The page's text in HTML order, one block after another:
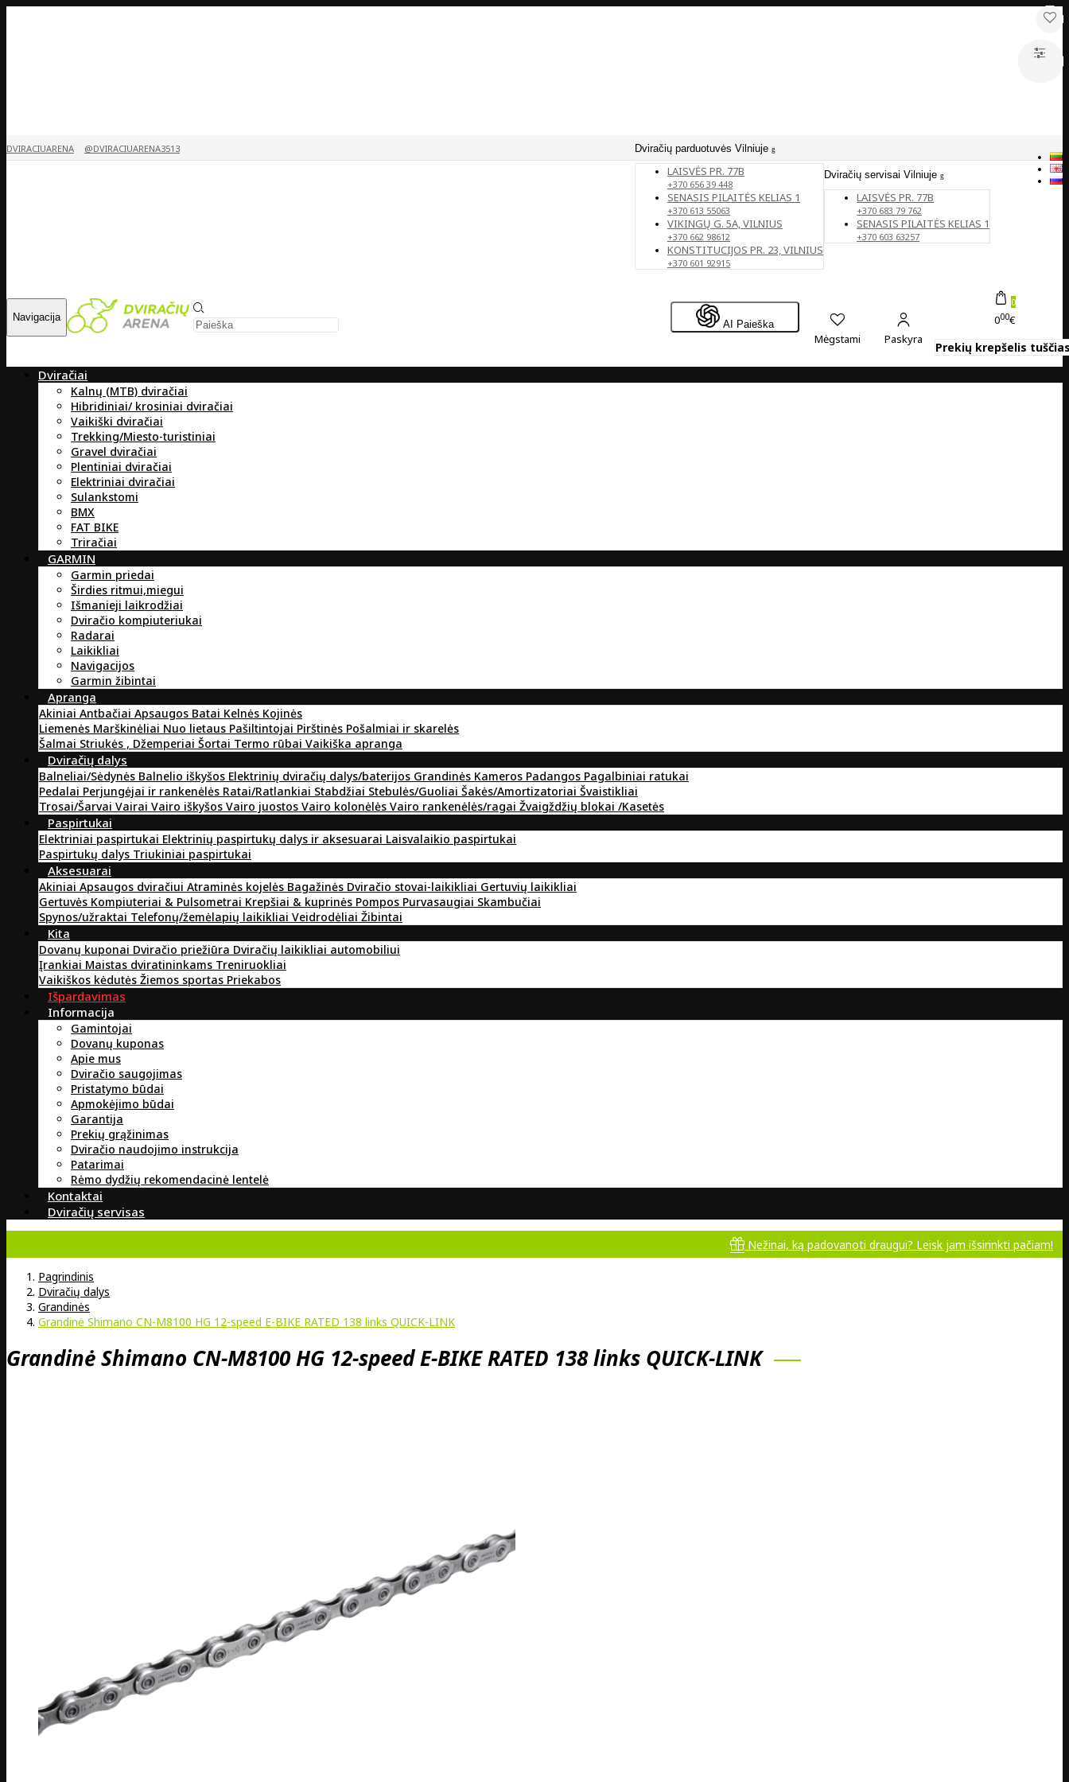
Dviračių parduotuvės Vilniuje
LAISVĖS PR. 77B
+370 656 39 448
SENASIS PILAITĖS KELIAS 1
+370 613 55063
VIKINGŲ G. 5A, VILNIUS
+370 662 98612
KONSTITUCIJOS PR. 23, VILNIUS
+370 601 92915
Dviračių servisai Vilniuje
LAISVĖS PR. 77B
+370 683 79 762
SENASIS PILAITĖS KELIAS 1
+370 603 63257
DVIRACIUARENA @DVIRACIUARENA3513
Navigacija
AI Paieška
Mėgstami Paskyra
0
000€
Prekių krepšelis
Dviračiai
Kalnų (MTB) dviračiai
Hibridiniai/ krosiniai dviračiai
Vaikiški dviračiai
Trekking/Miesto-turistiniai
Gravel dviračiai
Plentiniai dviračiai
Elektriniai dviračiai
Sulankstomi
BMX
FAT BIKE
Triračiai
GARMIN
Garmin priedai
Širdies ritmui,miegui
Išmanieji laikrodžiai
Dviračio kompiuteriukai
Radarai
Laikikliai
Navigacijos
Garmin žibintai
Apranga
Akiniai Antbačiai Apsaugos Batai Kelnės Kojinės
Liemenės Marškinėliai Nuo lietaus Pašiltintojai Pirštinės Pošalmiai ir skarelės
Šalmai Striukės , Džemperiai Šortai Termo rūbai Vaikiška apranga
Dviračių dalys
Balneliai/Sėdynės Balnelio iškyšos Elektrinių dviračių dalys/baterijos Grandinės Kameros Padangos Pagalbiniai ratukai
Pedalai Perjungėjai ir rankenėlės Ratai/Ratlankiai Stabdžiai Stebulės/Guoliai Šakės/Amortizatoriai Švaistikliai
Trosai/Šarvai Vairai Vairo iškyšos Vairo juostos Vairo kolonėlės Vairo rankenėlės/ragai Žvaigždžių blokai /Kasetės
Paspirtukai
Elektriniai paspirtukai Elektrinių paspirtukų dalys ir aksesuarai Laisvalaikio paspirtukai
Paspirtukų dalys Triukiniai paspirtukai
Aksesuarai
Akiniai Apsaugos dviračiui Atraminės kojelės Bagažinės Dviračio stovai-laikikliai Gertuvių laikikliai
Gertuvės Kompiuteriai & Pulsometrai Krepšiai & kuprinės Pompos Purvasaugiai Skambučiai
Spynos/užraktai Telefonų/žemėlapių laikikliai Veidrodėliai Žibintai
Kita
Dovanų kuponai Dviračio priežiūra Dviračių laikikliai automobiliui
Įrankiai Maistas dviratininkams Treniruokliai
Vaikiškos kėdutės Žiemos sportas Priekabos
Išpardavimas
Informacija
Gamintojai
Dovanų kuponas
Apie mus
Dviračio saugojimas
Pristatymo būdai
Apmokėjimo būdai
Garantija
Prekių grąžinimas
Dviračio naudojimo instrukcija
Patarimai
Rėmo dydžių rekomendacinė lentelė
Kontaktai
Dviračių servisas
Nežinai, ką padovanoti draugui? Leisk jam išsirinkti pačiam!
Pagrindinis
Dviračių dalys
Grandinės
Grandinė Shimano CN-M8100 HG 12-speed E-BIKE RATED 138 links QUICK-LINK
Grandinė Shimano CN-M8100 HG 12-speed E-BIKE RATED 138 links QUICK-LINK